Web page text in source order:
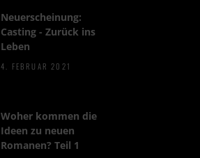
Neuerscheinung:
Casting - Zurück ins
Leben
4. FEBRUAR 2021
Woher kommen die
Ideen zu neuen
Romanen? Teil 1